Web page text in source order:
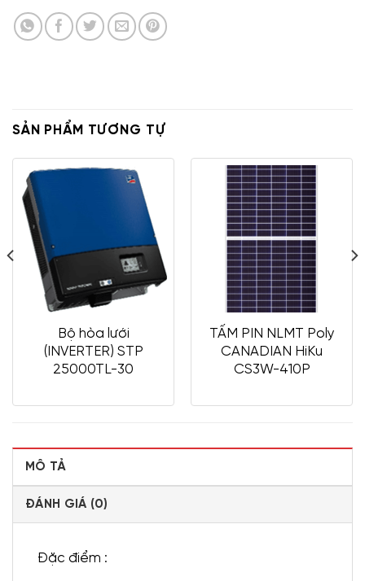
SẢN PHẨM TƯƠNG TỰ
Bộ hòa lưới
(INVERTER) STP
25000TL-30
TẤM PIN NLMT Poly
CANADIAN HiKu
CS3W-410P
MÔ TẢ
ĐÁNH GIÁ (0)
Đặc điểm :